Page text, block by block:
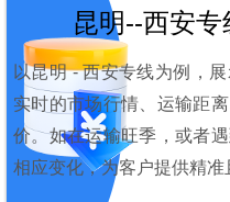
昆明--西安
以昆明 - 西安专线为例，
实时的市场行情、运输距
价。如在运输旺季，或者
相应变化，为客户提供精准